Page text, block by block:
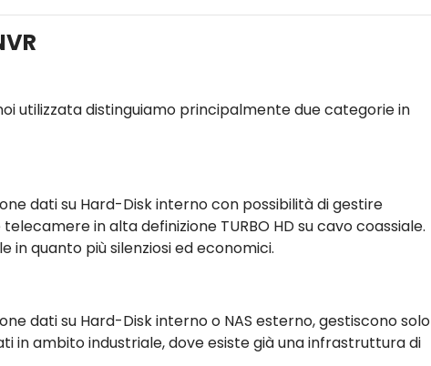
utilizzata distinguiamo principalmente due categorie in
dati su Hard-Disk interno con possibilità di gestire
in alta definizione TURBO HD su cavo coassiale.
in quanto più silenziosi ed economici.
dati su Hard-Disk interno o NAS esterno, gestiscono solo
in ambito industriale, dove esiste già una infrastruttura di